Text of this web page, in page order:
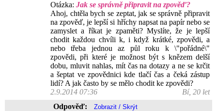
Otázka: Jak se správně připravit na zpověď?
Ahoj, chtěla bych se zeptat, jak se správně připravit
na zpověď, je lepší si hříchy napsat na papír nebo se
zamyslet a říkat je zpaměti? Myslíte, že je lepší
chodit každou chvíli k, i když krátké, zpovědi, a
nebo třeba jednou az půl roku k \"pořádné\"
zpovědi, při které je možnost být s knězem delší
dobu, mluvit nahlas, mít čas na dotazy a ne se krčit
a šeptat ve zpovědnici kde tlačí čas a čeká zástup
lidí? A jak často by se mělo chodit ke zpovědi?
2.9.2014 07:36
Bí, 20 let
Odpověď: